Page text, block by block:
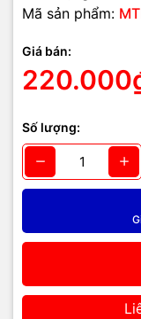
Mã sản phẩm:
Giá bán:
Số lượng: